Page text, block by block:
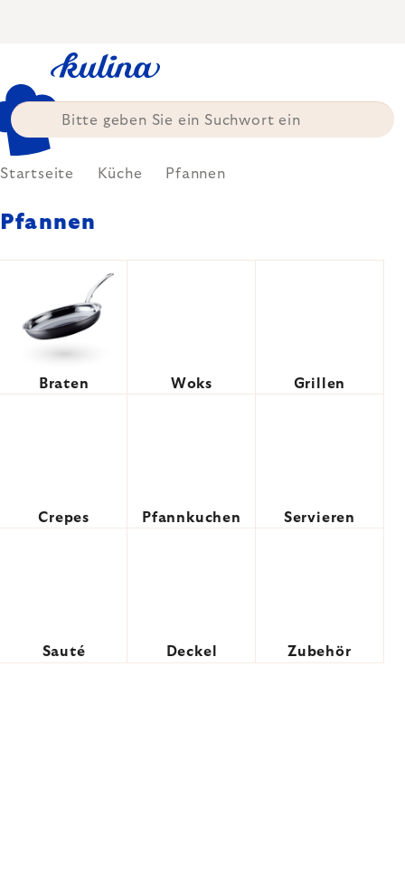
Startseite Küche Pfannen
Pfannen
Braten Woks Grillen
Crepes Pfannkuchen Servieren
Sauté Deckel Zubehör